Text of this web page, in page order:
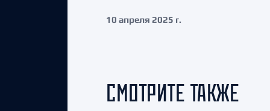
10 апреля 2025 г.
СМОТРИТЕ ТАКЖЕ